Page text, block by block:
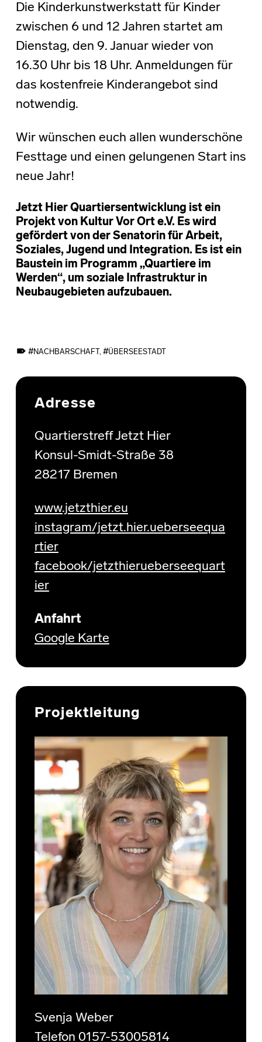
Die Kinderkunstwerkstatt für Kinder
zwischen 6 und 12 Jahren startet am
Dienstag, den 9. Januar wieder von
16.30 Uhr bis 18 Uhr. Anmeldungen für
das kostenfreie Kinderangebot sind
notwendig.
Wir wünschen euch allen wunderschöne
Festtage und einen gelungenen Start ins
neue Jahr!
Jetzt Hier Quartiersentwicklung ist ein
Projekt von Kultur Vor Ort e.V. Es wird
gefördert von der Senatorin für Arbeit,
Soziales, Jugend und Integration. Es ist ein
Baustein im Programm „Quartiere im
Werden“, um soziale Infrastruktur in
Neubaugebieten aufzubauen.
NACHBARSCHAFT , ÜBERSEESTADT
Skip back to main navigation
Adresse
Quartierstreff Jetzt Hier
Konsul-Smidt-Straße 38
28217 Bremen
www.jetzthier.eu
instagram/jetzt.hier.ueberseequa
rtier
facebook/jetzthierueberseequart
ier
Anfahrt
Google Karte
Projektleitung
Svenja Weber
Telefon 0157-53005814